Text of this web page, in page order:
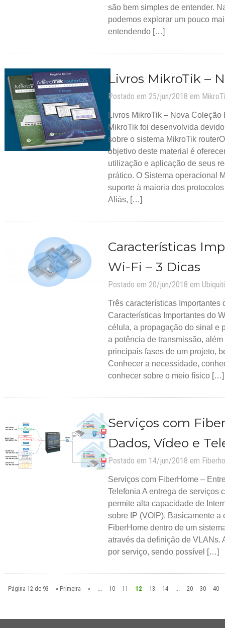
são bem simples de entender.
podemos explorar um pouco
entendendo […]
Livros MikroTik –
Postado em 25/jun/2018 em
Livros MikroTik – Nova
MikroTik foi desenvolvida
sobre o sistema MikroTik
objetivo deste material é
utilização e aplicação de seus
prático. O Sistema operacional
suporte à maioria dos
Aliás, […]
Características
Wi-Fi – 3 Dicas
Postado em 20/jun/2018 em Ubiquiti
Três características Importantes
Características Importantes do
célula, a propagação do sinal e
a potência de transmissão,
principais fases de um projeto,
Conhecer a necessidade,
conhecer sobre o meio físico […]
Serviços com
Dados, Vídeo e
Postado em 14/jun/2018 em
Serviços com FiberHome –
Telefonia A entrega de serviços
permite alta capacidade de
sobre IP (VOIP). Basicamente a
FiberHome dentro de um
através da definição de VLANs.
por serviço, sendo possível […]
Página 12 de 93 « Primeira « 10 11 12 13 14 20 30 40